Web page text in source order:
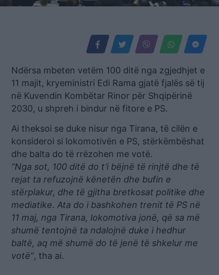
Ndërsa mbeten vetëm 100 ditë nga zgjedhjet e
11 majit, kryeministri Edi Rama gjatë fjalës së tij
në Kuvendin Kombëtar Rinor për Shqipërinë
2030, u shpreh i bindur në fitore e PS.
Ai theksoi se duke nisur nga Tirana, të cilën e
konsideroi si lokomotivën e PS, stërkëmbëshat
dhe balta do të rrëzohen me votë.
“Nga sot, 100 ditë do t’i bëjnë të rinjtë dhe të
rejat ta refuzojnë kënetën dhe bufin e
stërplakur, dhe të gjitha bretkosat politike dhe
mediatike. Ata do i bashkohen trenit të PS në
11 maj, nga Tirana, lokomotiva jonë, që sa më
shumë tentojnë ta ndalojnë duke i hedhur
baltë, aq më shumë do të jenë të shkelur me
votë”, tha ai.